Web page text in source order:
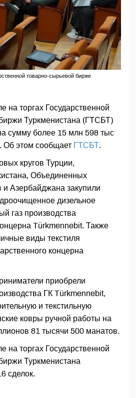
товарно-сырьевой бирже
на торгах Государственной
Туркменистана (ГТСБТ)
сумму более 15 млн 598 тыс
этом сообщает ГТСБТ.
кругов Турции,
Объединенных
Азербайджана закупили
дизельное
газ производства
Türkmennebit. Также
виды текстиля
концерна
приобрели
ГК Türkmennebit,
и текстильную
ковры ручной работы на
81 тысячи 500 манатов.
на торгах Государственной
Туркменистана
сделок.